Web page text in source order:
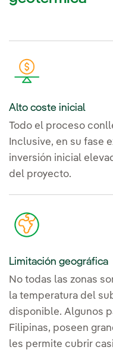
Alto coste inicial
Todo el proceso
Inclusive, en su fase
inversión inicial
del proyecto.
Limitación geográfica
No todas las zonas
la temperatura del
disponible. Algunos
Filipinas, poseen
les permite cubrir